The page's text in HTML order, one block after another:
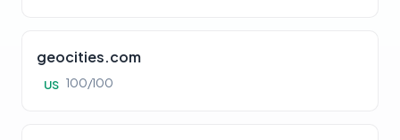
geocities.com
US 100/100